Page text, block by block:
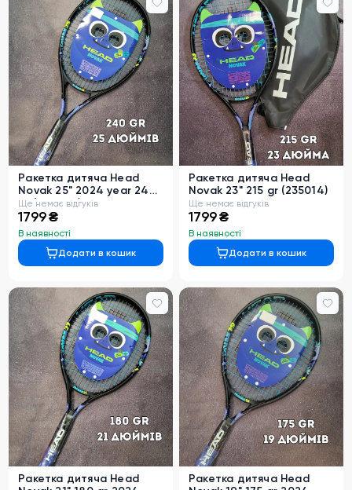
Ракетка дитяча Head
Novak 25" 2024 year 240
gr (235004)
Ще немає відгуків
1799 ₴
В наявності
Додати в кошик
Ракетка дитяча Head
Novak 23" 215 gr (235014)
Ще немає відгуків
1799 ₴
В наявності
Додати в кошик
Ракетка дитяча Head
Ракетка дитяча Head